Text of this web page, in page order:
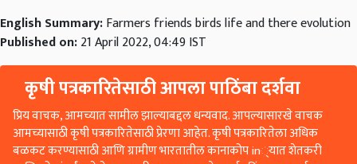
English Summary:Farmers friends birds life and there evolution
Published on:21 April 2022, 04:49 IST
कृषी पत्रकारितेसाठी आपला पाठिंबा दर्शवा
प्रिय वाचक, आमच्यात सामील झाल्याबद्दल धन्यवाद. आपल्यासारखे वाचक
आमच्यासाठी कृषी पत्रकारितेसाठी प्रेरणा आहेत. कृषी पत्रकारितेला अधिक
बळकट करण्यासाठी आणि ग्रामीण भारतातील कानाकोप in्यात शेतकरी